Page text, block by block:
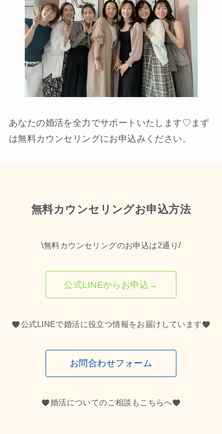
あなたの婚活を全力でサポートいたします♡まず
は無料カウンセリングにお申込みください。
無料カウンセリングお申込方法
\無料カウンセリングのお申込は2通り /
公式LINEからお申込→
公式LINEで婚活に役立つ情報をお届けしています
お問合わせフォーム
婚活についてのご相談もこちらへ